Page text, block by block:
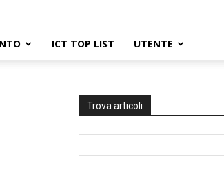
ICT TOP LIST UTENTE
Trova articoli